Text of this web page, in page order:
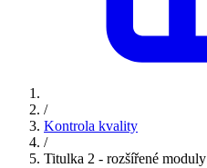
/
Kontrola kvality
/
Titulka 2 - rozšířené moduly